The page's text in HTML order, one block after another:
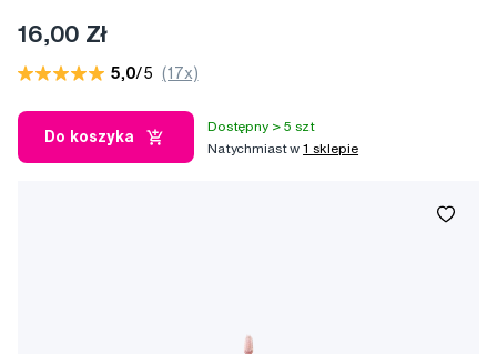
16,00 Zł
5,0/5 (17x)
Do koszyka
Dostępny > 5 szt
Natychmiast w1 sklepie